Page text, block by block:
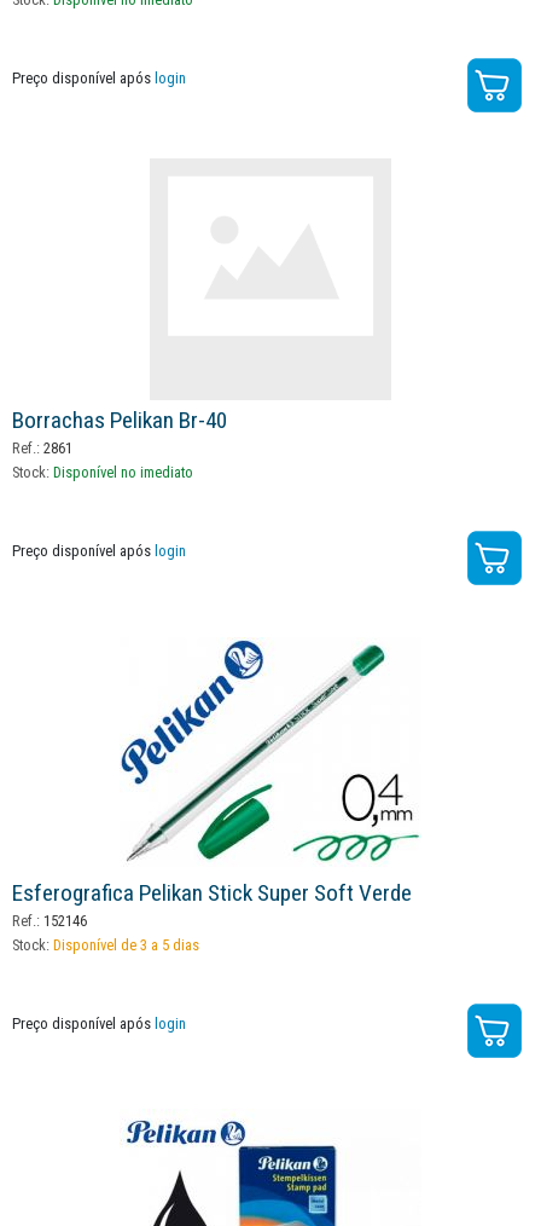
Preço disponível após login
Borrachas Pelikan Br-40
Ref.: 2861
Stock: Disponível no imediato
Preço disponível após login
Esferografica Pelikan Stick Super Soft Verde
Ref.: 152146
Stock: Disponível de 3 a 5 dias
Preço disponível após login